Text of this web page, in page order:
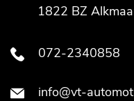
1822 BZ
072-2340858
info@vt-